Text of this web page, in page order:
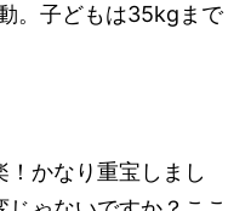
。子どもは35kgまで
かなり重宝しまし